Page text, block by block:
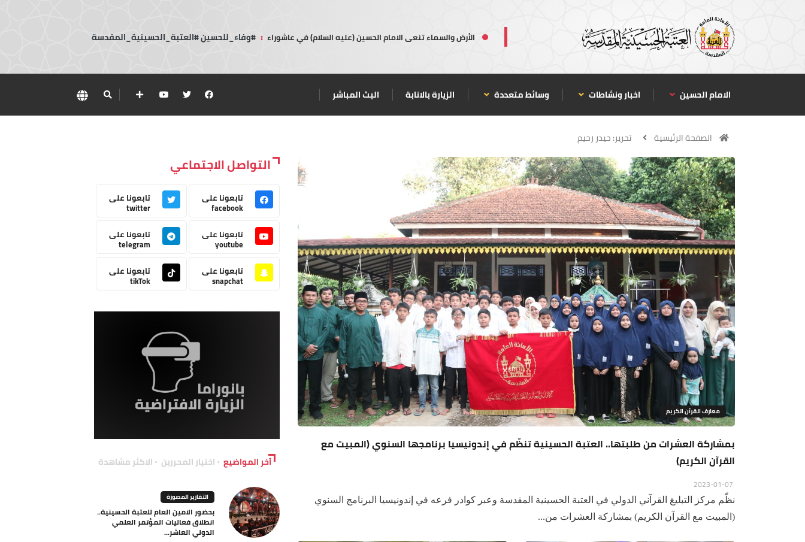
الأرض والسماء تنعى الامام الحسين (عليه السلام) في عاشوراء : #وفاء_للحسين #العتبة_الحسينية_المقدسة
الامام الحسين اخبار ونشاطات وسائط متعددة الزيارة بالانابة البث المباشر
الصفحة الرئيسية تحرير: حيدر رحيم
معارف القرآن الكريم
بمشاركة العشرات من طلبتها.. العتبة الحسينية تنظّم في إندونيسيا برنامجها السنوي (المبيت مع
القرآن الكريم)
نظّم مركز التبليغ القرآني الدولي في العتبة الحسينية المقدسة وعبر كوادر فرعه في إندونيسيا البرنامج السنوي
(المبيت مع القرآن الكريم) بمشاركة العشرات من...
التواصل الاجتماعي
تابعونا على
facebook
تابعونا على
twitter
تابعونا على
youtube
تابعونا على
telegram
تابعونا على
snapchat
تابعونا على
tikTok
آخر المواضيع اختيار المحررين الاكثر مشاهدة
التقارير المصورة
بحضور الامين العام للعتبة الحسينية..
انطلاق فعاليات المؤتمر العلمي
الدولي العاشر...